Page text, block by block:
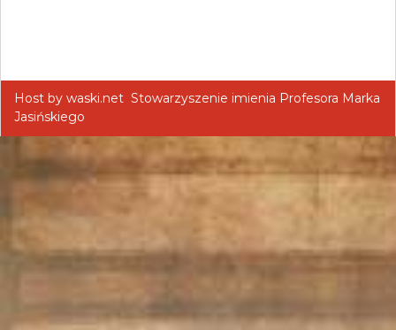
Host by waski.net Stowarzyszenie imienia Profesora Marka
Jasińskiego